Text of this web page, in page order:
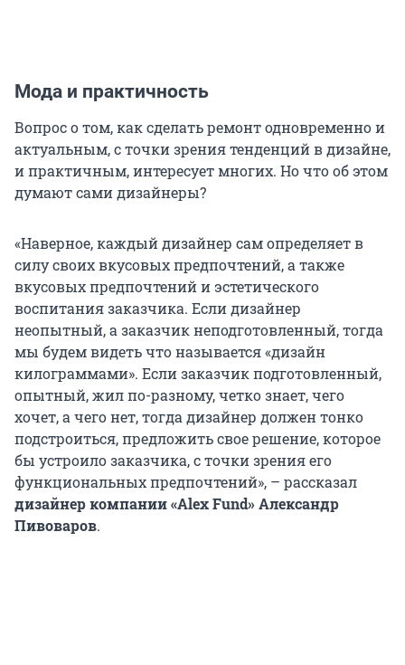
Мода и практичность
Вопрос о том, как сделать ремонт одновременно и
актуальным, с точки зрения тенденций в дизайне,
и практичным, интересует многих. Но что об этом
думают сами дизайнеры?
«Наверное, каждый дизайнер сам определяет в
силу своих вкусовых предпочтений, а также
вкусовых предпочтений и эстетического
воспитания заказчика. Если дизайнер
неопытный, а заказчик неподготовленный, тогда
мы будем видеть что называется «дизайн
килограммами». Если заказчик подготовленный,
опытный, жил по-разному, четко знает, чего
хочет, а чего нет, тогда дизайнер должен тонко
подстроиться, предложить свое решение, которое
бы устроило заказчика, с точки зрения его
функциональных предпочтений», – рассказал
дизайнер компании «Alex Fund» Александр
Пивоваров.